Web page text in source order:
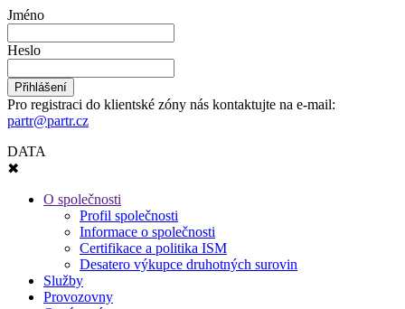
Jméno
Heslo
Pro registraci do klientské zóny nás kontaktujte na e-mail:
partr@partr.cz
DATA
✖
O společnosti
Profil společnosti
Informace o společnosti
Certifikace a politika ISM
Desatero výkupce druhotných surovin
Služby
Provozovny